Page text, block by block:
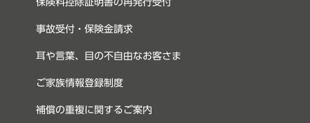
保険料控除証明書の再発行受付
事故受付・保険金請求
耳や言葉、目の不自由なお客さま
ご家族情報登録制度
補償の重複に関するご案内